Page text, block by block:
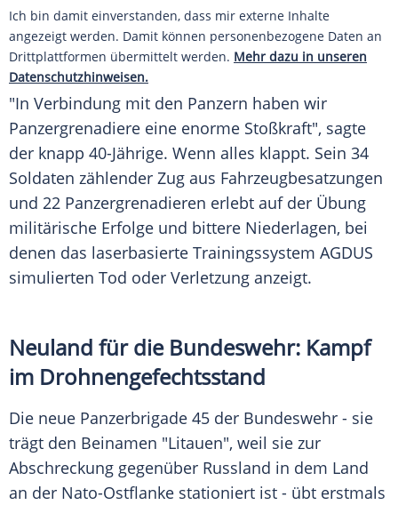
Ich bin damit einverstanden, dass mir externe Inhalte
angezeigt werden. Damit können personenbezogene Daten an
Drittplattformen übermittelt werden. Mehr dazu in unseren
Datenschutzhinweisen.
"In Verbindung mit den Panzern haben wir
Panzergrenadiere eine enorme Stoßkraft", sagte
der knapp 40-Jährige. Wenn alles klappt. Sein 34
Soldaten zählender Zug aus Fahrzeugbesatzungen
und 22 Panzergrenadieren erlebt auf der Übung
militärische Erfolge und bittere Niederlagen, bei
denen das laserbasierte Trainingssystem AGDUS
simulierten Tod oder Verletzung anzeigt.
Neuland für die Bundeswehr: Kampf
im Drohnengefechtsstand
Die neue Panzerbrigade 45 der Bundeswehr - sie
trägt den Beinamen "Litauen", weil sie zur
Abschreckung gegenüber Russland in dem Land
an der Nato-Ostflanke stationiert ist - übt erstmals